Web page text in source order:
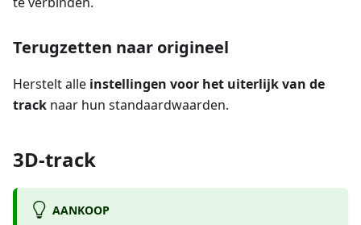
Terugzetten naar origineel
Herstelt alle instellingen voor het uiterlijk van de
track naar hun standaardwaarden.
3D-track
AANKOOP